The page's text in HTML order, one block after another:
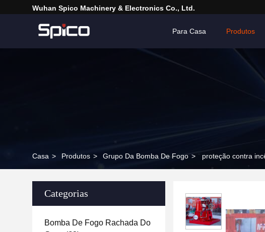
Wuhan Spico Machinery & Electronics Co., Ltd.
Para Casa Produtos
Casa > Produtos > Grupo Da Bomba De Fogo > proteção contra
Categorias
Bomba De Fogo Rachada Do